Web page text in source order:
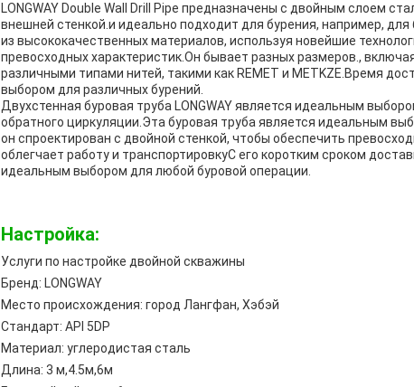
LONGWAY Double Wall Drill Pipe предназначены с двойным слоем
внешней стенкой.и идеально подходит для бурения, например, для
из высококачественных материалов, используя новейшие
превосходных характеристик.Он бывает разных размеров.,
различными типами нитей, такими как REMET и METKZE.Время
выбором для различных бурений.
Двухстенная буровая труба LONGWAY является идеальным
обратного циркуляции.Эта буровая труба является идеальным
он спроектирован с двойной стенкой, чтобы обеспечить
облегчает работу и транспортировкуС его коротким сроком
идеальным выбором для любой буровой операции.
Настройка:
Услуги по настройке двойной скважины
Бренд: LONGWAY
Место происхождения: город Лангфан, Хэбэй
Стандарт: API 5DP
Материал: углеродистая сталь
Длина: 3 м,4.5м,6м